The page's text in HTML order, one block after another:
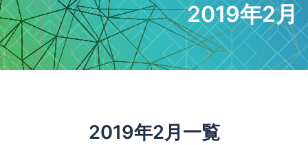
2019年2月
2019年2月一覧